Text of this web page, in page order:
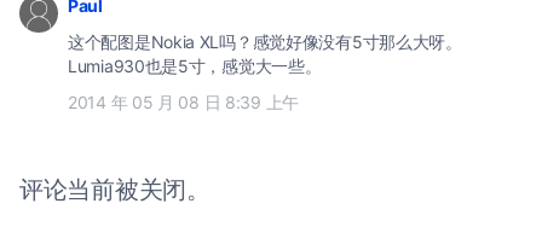
Paul
这个配图是Nokia XL吗？感觉好像没有5寸那么大呀。
Lumia930也是5寸，感觉大一些。
2014 年 05 月 08 日 8:39 上午
评论当前被关闭。